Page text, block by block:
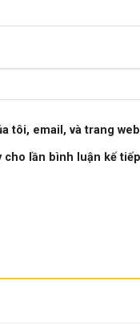
tôi, email, và trang
cho lần bình luận kế